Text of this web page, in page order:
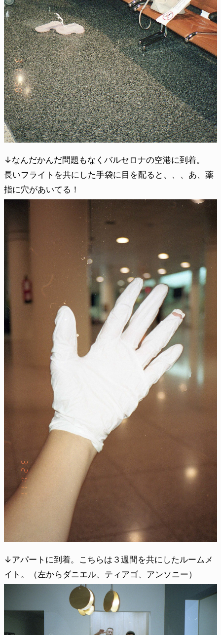
↓なんだかんだ問題もなくバルセロナの空港に到着。
長いフライトを共にした手袋に目を配ると、、、あ、薬
指に穴があいてる！
↓アパートに到着。こちらは３週間を共にしたルームメ
イト。（左からダニエル、ティアゴ、アンソニー）